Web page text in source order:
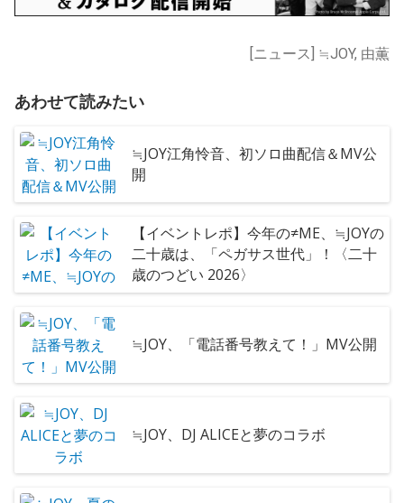
[ニュース] ≒JOY, 由薫
あわせて読みたい
≒JOY江角怜音、初ソロ曲配信＆MV公
開
【イベントレポ】今年の≠ME、≒JOYの
二十歳は、「ペガサス世代」！〈二十
歳のつどい 2026〉
≒JOY、「電話番号教えて！」MV公開
≒JOY、DJ ALICEと夢のコラボ